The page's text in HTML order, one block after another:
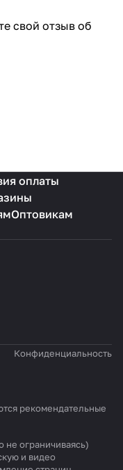
свой отзыв об
оплаты
Оптовикам
Конфиденциальность
рекомендательные
не ограничиваясь)
и видео